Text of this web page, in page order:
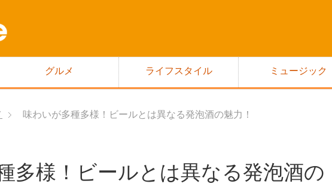
グルメ ライフスタイル ミュージック
味わいが多種多様！ビールとは異なる発泡酒の魅力！
多様！ビールとは異なる発泡酒の